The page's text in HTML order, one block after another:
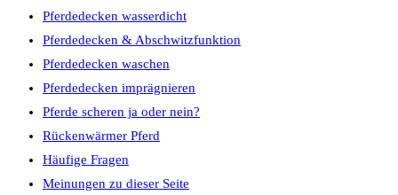
Pferdedecken wasserdicht
Pferdedecken & Abschwitzfunktion
Pferdedecken waschen
Pferdedecken imprägnieren
Pferde scheren ja oder nein?
Rückenwärmer Pferd
Häufige Fragen
Meinungen zu dieser Seite